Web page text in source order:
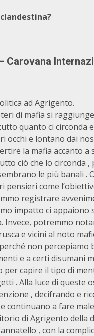
Carovana
ad Agrigento.
di mafia si
quanto ci circonda
occhi e lontano dai
la mafia accanto a
ciò che lo circonda ,
le più banali .
pensieri come
registrare
impatto ci appaiono
Invece, potremmo
e vicini al noto
non percepiamo
e a certi disumani
per capire il tipo di
. Alla luce di queste
, decifrando e
continuano a fare
di Agrigento della
, con la